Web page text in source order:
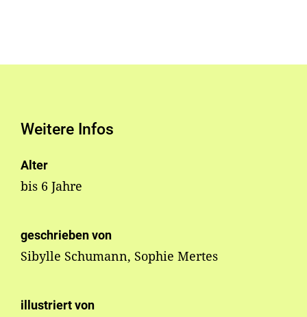
Weitere Infos
Alter
bis 6 Jahre
geschrieben von
Sibylle Schumann, Sophie Mertes
illustriert von